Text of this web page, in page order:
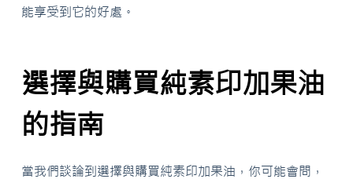
能享受到它的好處。
選擇與購買純素印加果油
的指南
當我們談論到選擇與購買純素印加果油，你可能會問，